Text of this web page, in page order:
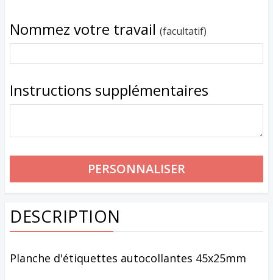
Nommez votre travail (facultatif)
Instructions supplémentaires
DESCRIPTION
Planche d'étiquettes autocollantes 45x25mm